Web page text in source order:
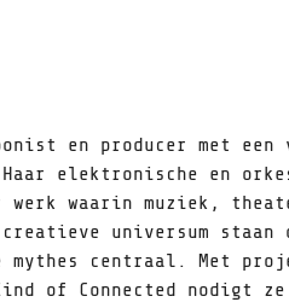
en producer met
elektronische en
waarin muziek,
creatieve universum
mythes centraal. Met
of Connected nodigt